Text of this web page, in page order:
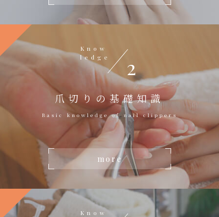
Know
ledge
2
爪切りの基礎知識
Basic knowledge of nail clippers
more
Know